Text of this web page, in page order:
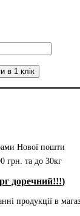
Нової пошти
грн. та до 30кг
доречний!!!)
продукції в
в 1 клік